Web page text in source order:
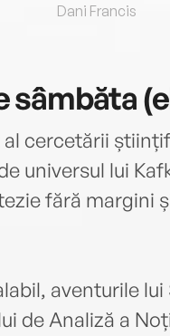
Dani Francis
sâmbăta
al cercetării
universul lui
fără margini
aventurile lui
de Analiză a